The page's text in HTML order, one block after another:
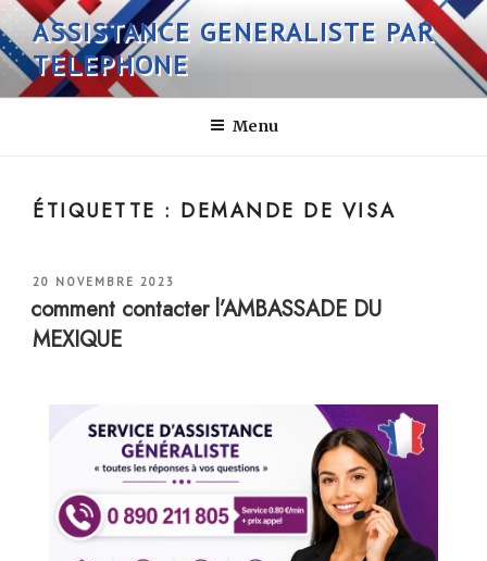
Aller
au
contenu
principal
ASSISTANCE GENERALISTE PAR
TELEPHONE
Menu
ÉTIQUETTE : DEMANDE DE VISA
PUBLIÉ
20 NOVEMBRE 2023
comment contacter l’AMBASSADE DU
MEXIQUE